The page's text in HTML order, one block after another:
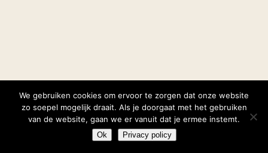
We gebruiken cookies om ervoor te zorgen dat onze website
zo soepel mogelijk draait. Als je doorgaat met het gebruiken
van de website, gaan we er vanuit dat je ermee instemt.
Ok Privacy policy